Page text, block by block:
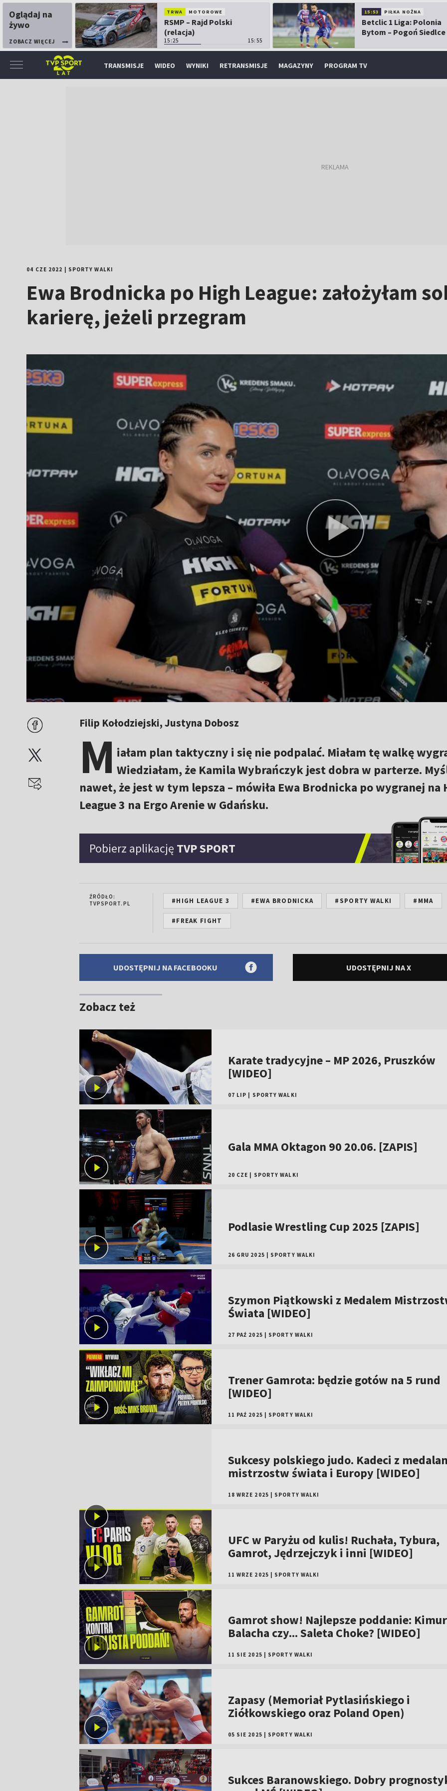
Oglądaj na
żywo
ZOBACZ WIĘCEJ
TRWA MOTOROWE
RSMP – Rajd Polski
(relacja)
15:25 15:55
15:53 PIŁKA NOŻNA
Betclic 1 Liga: Polonia
Bytom – Pogoń Siedlce
TRANSMISJE WIDEO WYNIKI RETRANSMISJE MAGAZYNY PROGRAM TV
04 CZE 2022 SPORTY WALKI
Ewa Brodnicka po High League: założyłam
karierę, jeżeli przegram
Filip Kołodziejski, Justyna Dobosz
M iałam plan taktyczny i się nie podpalać. Miałam tę walkę
Wiedziałam, że Kamila Wybrańczyk jest dobra w parterze.
nawet, że jest w tym lepsza – mówiła Ewa Brodnicka po wygranej na
League 3 na Ergo Arenie w Gdańsku.
Pobierz aplikację TVP SPORT
ŹRÓDŁO:
TVPSPORT.PL
#HIGH LEAGUE 3 #EWA BRODNICKA #SPORTY WALKI #MMA
#FREAK FIGHT
UDOSTĘPNIJ NA FACEBOOKU UDOSTĘPNIJ NA X
Zobacz też
Karate tradycyjne – MP 2026, Pruszków
[WIDEO]
07 LIP SPORTY WALKI
Gala MMA Oktagon 90 20.06. [ZAPIS]
20 CZE SPORTY WALKI
Podlasie Wrestling Cup 2025 [ZAPIS]
26 GRU 2025 SPORTY WALKI
Szymon Piątkowski z Medalem
Świata [WIDEO]
27 PAŹ 2025 SPORTY WALKI
Trener Gamrota: będzie gotów na 5 rund
[WIDEO]
11 PAŹ 2025 SPORTY WALKI
Sukcesy polskiego judo. Kadeci z
mistrzostw świata i Europy [WIDEO]
18 WRZE 2025 SPORTY WALKI
UFC w Paryżu od kulis! Ruchała, Tybura,
Gamrot, Jędrzejczyk i inni [WIDEO]
11 WRZE 2025 SPORTY WALKI
Gamrot show! Najlepsze poddanie:
Balacha czy... Saleta Choke? [WIDEO]
11 SIE 2025 SPORTY WALKI
Zapasy (Memoriał Pytlasińskiego i
Ziółkowskiego oraz Poland Open)
05 SIE 2025 SPORTY WALKI
Sukces Baranowskiego. Dobry